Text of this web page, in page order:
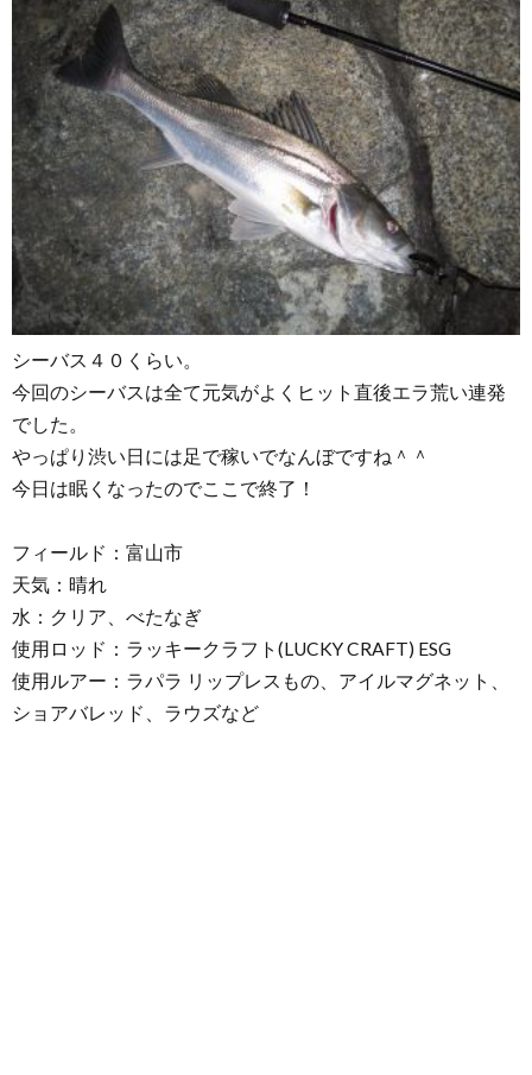
シーバス４０くらい。
今回のシーバスは全て元気がよくヒット直後エラ荒い連発
でした。
やっぱり渋い日には足で稼いでなんぼですね＾＾
今日は眠くなったのでここで終了！
フィールド：富山市
天気：晴れ
水：クリア、べたなぎ
使用ロッド：ラッキークラフト(LUCKY CRAFT) ESG
使用ルアー：ラパラ リップレスもの、アイルマグネット、
ショアバレッド、ラウズなど